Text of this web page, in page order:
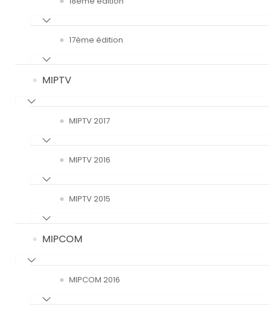
17ème édition
MIPTV
MIPTV 2017
MIPTV 2016
MIPTV 2015
MIPCOM
MIPCOM 2016